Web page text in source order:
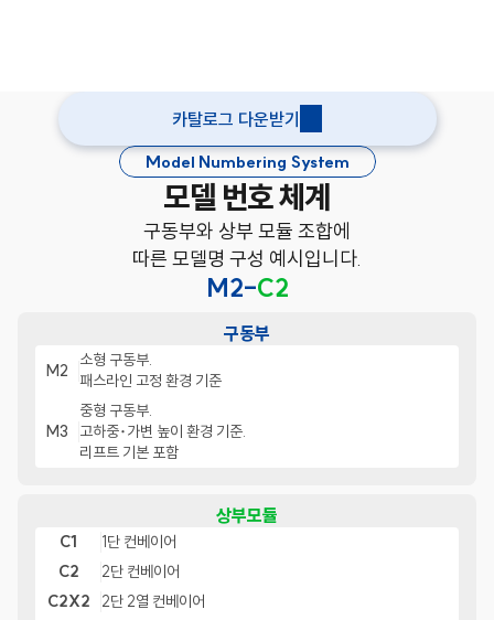
카탈로그 다운받기
Model Numbering System
모델 번호 체계
구동부와 상부 모듈 조합에
따른 모델명 구성 예시입니다.
M2-C2
구동부
M2
소형 구동부.
패스라인 고정 환경 기준
M3
중형 구동부.
고하중･가변 높이 환경 기준.
리프트 기본 포함
상부모듈
C1
1단 컨베이어
C2
2단 컨베이어
C2X2
2단 2열 컨베이어